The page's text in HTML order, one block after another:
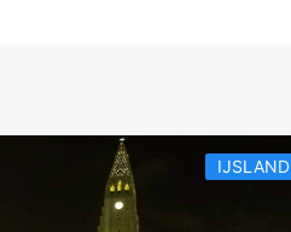
IJSLAND